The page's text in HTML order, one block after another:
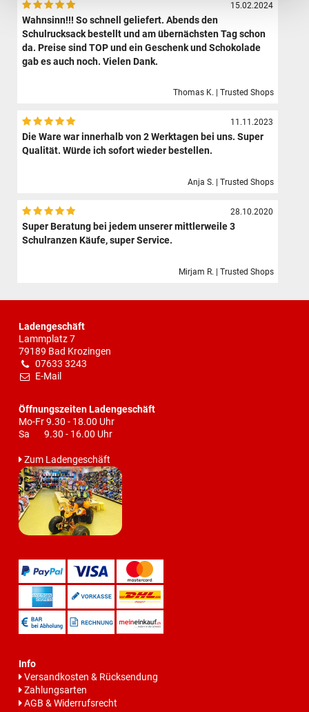
15.02.2024
Wahnsinn!!! So schnell geliefert. Abends den
Schulrucksack bestellt und am übernächsten Tag schon
da. Preise sind TOP und ein Geschenk und Schokolade
gab es auch noch. Vielen Dank.
Thomas K. | Trusted Shops
11.11.2023
Die Ware war innerhalb von 2 Werktagen bei uns. Super
Qualität. Würde ich sofort wieder bestellen.
Anja S. | Trusted Shops
28.10.2020
Super Beratung bei jedem unserer mittlerweile 3
Schulranzen Käufe, super Service.
Mirjam R. | Trusted Shops
Ladengeschäft
Lammplatz 7
79189 Bad Krozingen
07633 3243
E-Mail
Öffnungszeiten Ladengeschäft
Mo-Fr 9.30 - 18.00 Uhr
Sa 9.30 - 16.00 Uhr
Zum Ladengeschäft
Info
Versandkosten & Rücksendung
Zahlungsarten
AGB & Widerrufsrecht